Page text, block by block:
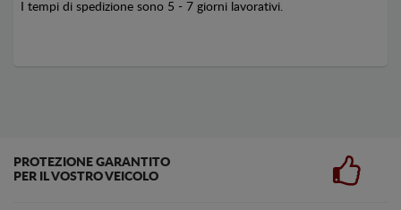
I tempi di spedizione sono 5 - 7 giorni lavorativi.
PROTEZIONE GARANTITO
PER IL VOSTRO VEICOLO